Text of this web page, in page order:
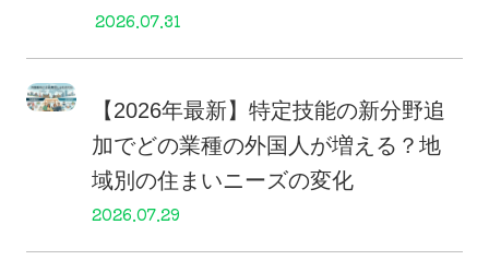
2026.07.31
【2026年最新】特定技能の新分野追
加でどの業種の外国人が増える？地
域別の住まいニーズの変化
2026.07.29